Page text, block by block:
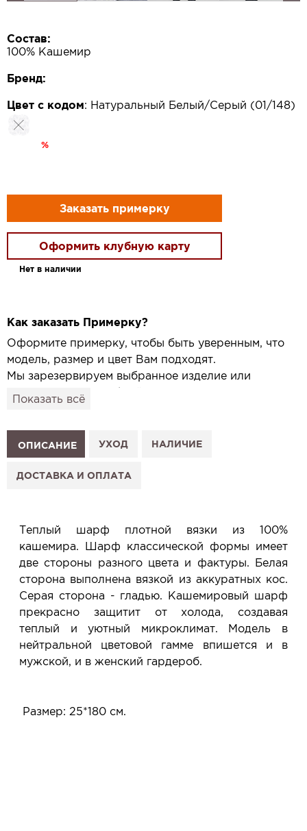
Состав:
100% Кашемир
Бренд:
Цвет с кодом: Натуральный Белый/Серый (01/148)
%
Заказать примерку
Оформить клубную карту
Нет в наличии
Как заказать Примерку?
Оформите примерку, чтобы быть уверенным, что
модель, размер и цвет Вам подходят.
Мы зарезервируем выбранное изделие или
привезём его в удобный для вас салон и
1. Выберите изделие на сайте.
2. Нажмите «Заказать примерку» и выберите салон.
3. Заполните форму и отправьте заявку.
Услуга бесплатная и ни к чему не обязывает: Вы
примеряете в салоне и уже на месте решаете,
покупать или нет.
Планируйте визит в удобное для Вас время -
резерв действует 5 дней.
Показать всё
ОПИСАНИЕ УХОД НАЛИЧИЕ
ДОСТАВКА И ОПЛАТА
Теплый шарф плотной вязки из 100%
кашемира. Шарф классической формы имеет
две стороны разного цвета и фактуры. Белая
сторона выполнена вязкой из аккуратных кос.
Серая сторона - гладью. Кашемировый шарф
прекрасно защитит от холода, создавая
теплый и уютный микроклимат. Модель в
нейтральной цветовой гамме впишется и в
мужской, и в женский гардероб.
Размер: 25*180 см.